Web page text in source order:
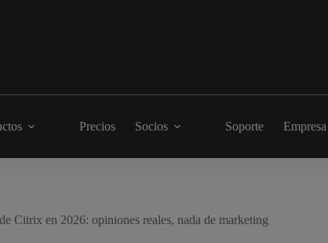
Precios Socios Soporte Empresa
Citrix en 2026: opiniones reales, nada de marketing